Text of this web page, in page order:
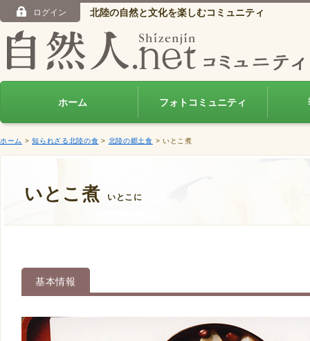
ログイン 北陸の自然と文化を楽しむコミュニティ
ホーム フォトコミュニティ
ホーム >知られざる北陸の食 > 北陸の郷土食 > いとこ煮
いとこ煮 いとこに
基本情報